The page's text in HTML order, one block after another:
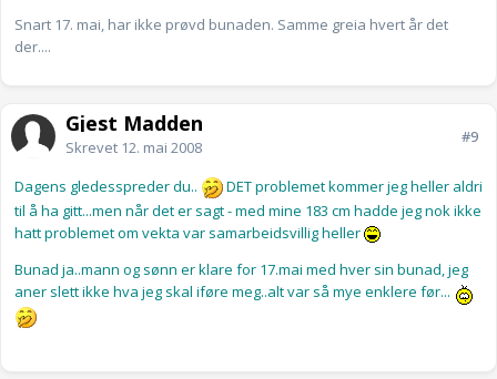
Snart 17. mai, har ikke prøvd bunaden. Samme greia hvert år det
der....
Gjest Madden
Skrevet 12. mai 2008
#9
Dagens gledesspreder du..
DET problemet kommer jeg heller aldri
til å ha gitt...men når det er sagt - med mine 183 cm hadde jeg nok ikke
hatt problemet om vekta var samarbeidsvillig heller
Bunad ja..mann og sønn er klare for 17.mai med hver sin bunad, jeg
aner slett ikke hva jeg skal iføre meg..alt var så mye enklere før...